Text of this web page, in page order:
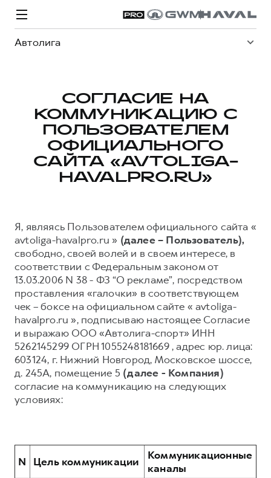
Автолига
Модели
H3
от 2 499 000 ₽
H5
от 4 049 000 ₽
H7
от 3 799 000 ₽
H9
от 4 799 000 ₽
Покупателям
ВЫБОР И ПОКУПКА
Аксессуары HAVAL
Каталоги и прайс-листы
Программа «HAVAL Защита+»
Тест-драйв
Трейд-ин
КРЕДИТ И СТРАХОВАНИЕ
Кредитный калькулятор
Страхование
Кредит
КОРПОРАТИВНЫМ КЛИЕНТАМ
Для малого бизнеса
Владельцам
СЕРВИС
Моторное масло
Стоимость ТО
СЕРВИСНОЕ ОБСЛУЖИВАНИЕ
Нулевое ТО
Программа «Помощь на дороге»
Регламенты технического обслуживания
Электронный ПТС
ПОДДЕРЖКА
Гарантия HAVAL
Мобильное приложение GWM
Спецпредложения
СПЕЦПРЕДЛОЖЕНИЯ
О дилере
БРЕНД HAVAL
О GWM
ИНФОРМАЦИЯ О ДИЛЕРЕ
О дилере
Наша команда
Контакты
СОГЛАСИЕ НА
КОММУНИКАЦИЮ С
ПОЛЬЗОВАТЕЛЕМ
ОФИЦИАЛЬНОГО
САЙТА «AVTOLIGA-
HAVALPRO.RU»
Я, являясь Пользователем официального сайта «
avtoliga-havalpro.ru » (далее – Пользователь),
свободно, своей волей и в своем интересе, в
соответствии с Федеральным законом от
13.03.2006 N 38 - ФЗ “О рекламе”, посредством
проставления «галочки» в соответствующем
чек – боксе на официальном сайте « avtoliga-
havalpro.ru », подписываю настоящее Согласие
и выражаю ООО «Автолига-спорт» ИНН
5262145299 ОГРН 1055248181669 , адрес юр. лица:
603124, г. Нижний Новгород, Московское шоссе,
д. 245А, помещение 5 (далее - Компания)
согласие на коммуникацию на следующих
условиях:
N Цель коммуникации
Коммуникационные
каналы